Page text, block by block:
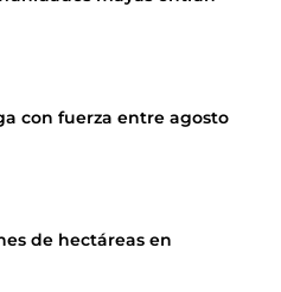
con fuerza entre agosto
de hectáreas en